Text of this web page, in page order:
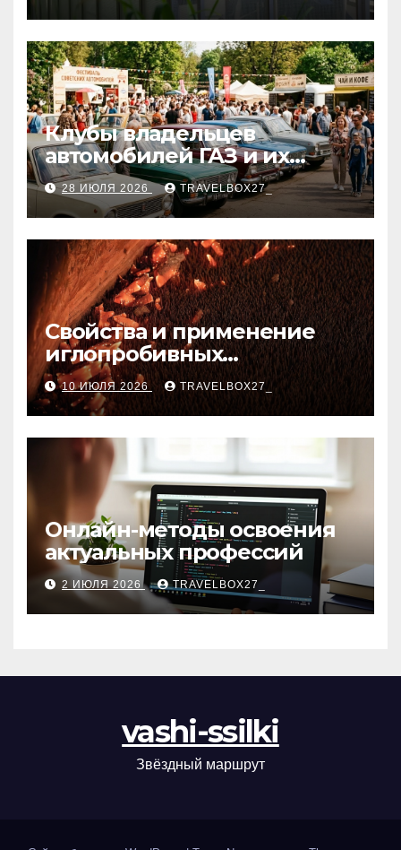
Клубы владельцев
автомобилей ГАЗ и их
мероприятия
28 ИЮЛЯ 2026 TRAVELBOX27_
Свойства и применение
иглопробивных
базальтовых огнеупорных
матов
10 ИЮЛЯ 2026 TRAVELBOX27_
Онлайн-методы освоения
актуальных профессий
2 ИЮЛЯ 2026 TRAVELBOX27_
vashi-ssilki
Звёздный маршрут